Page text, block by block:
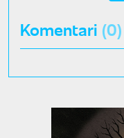
Komentari (0)